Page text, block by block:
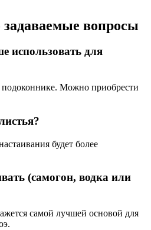
вопросы
использовать для
подоконнике. Можно приобрести
будет более
(самогон, водка или
самой лучшей основой для